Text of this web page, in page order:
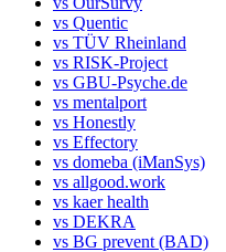
vs Quentic
vs TÜV Rheinland
vs RISK-Project
vs GBU-Psyche.de
vs mentalport
vs Honestly
vs Effectory
vs domeba (iManSys)
vs allgood.work
vs kaer health
vs DEKRA
vs BG prevent (BAD)